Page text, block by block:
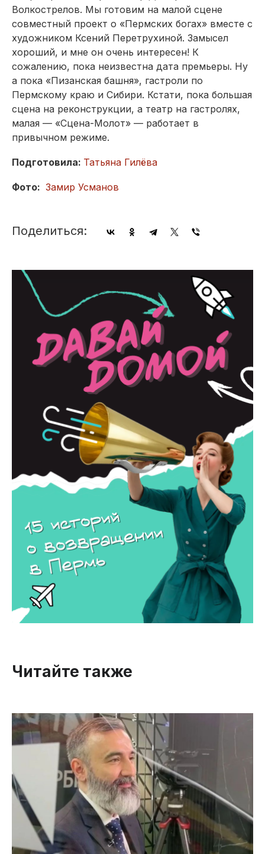
Волкострелов. Мы готовим на малой сцене
совместный проект о «Пермских богах» вместе с
художником Ксений Перетрухиной. Замысел
хороший, и мне он очень интересен! К
сожалению, пока неизвестна дата премьеры. Ну
а пока «Пизанская башня», гастроли по
Пермскому краю и Сибири. Кстати, пока большая
сцена на реконструкции, а театр на гастролях,
малая — «Сцена-Молот» — работает в
привычном режиме.
Подготовила: Татьяна Гилёва
Фото: Замир Усманов
Поделиться:
Читайте также